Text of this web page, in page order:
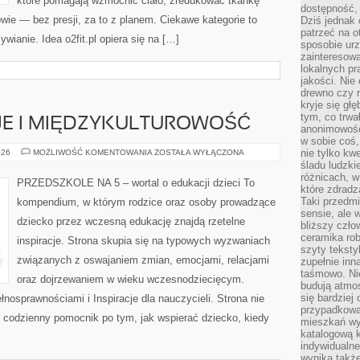
— bez presji, za to z planem. Ciekawe kategorie to
Idea o2fit.pl opiera się na […]
I MIĘDZYKULTUROWOŚĆ
MOŻLIWOŚĆ KOMENTOWANIA ŚWIĘTA,
MIĘDZYKULTUROWOŚĆ
ZOSTAŁA WYŁĄCZONA
PRZEDSZKOLE NA 5 – wortal o edukacji dzieci To
kompendium, w którym rodzice oraz osoby prowadzące
dziecko przez wczesną edukację znajdą rzetelne
inspiracje. Strona skupia się na typowych wyzwaniach
związanych z oswajaniem zmian, emocjami, relacjami
oraz dojrzewaniem w wieku wczesnodziecięcym.
i Inspiracje dla nauczycieli. Strona nie
pomocnik po tym, jak wspierać dziecko, kiedy
Dziś jednak
patrzeć na
sposobie
lokalnych
jakości. Nie
drewno czy
kryje się
tym, co
w sobie
nie tylko
śladu
różnicach,
które
Taki
sensie, ale
bliższy
ceramika
szyty
zupełnie
taśmowo.
budują
się bardziej
mieszkań
katalogową